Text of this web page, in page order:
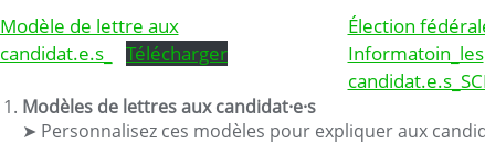
Modèle de lettre aux
candidat.e.s_
Télécharger
Élection
Informatoin_les
Modèles de lettres aux candidat·e·s
➤ Personnalisez ces modèles pour expliquer aux